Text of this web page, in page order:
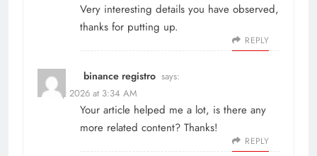
Very interesting details you have observed,
thanks for putting up.
REPLY
binance registro says:
23 May 2026 at 3:34 AM
Your article helped me a lot, is there any
more related content? Thanks!
REPLY